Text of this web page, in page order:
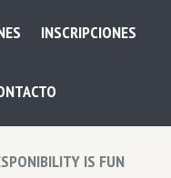
INSCRIPCIONES
IS FUN